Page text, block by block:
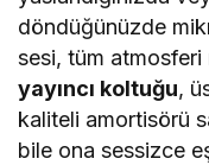
döndüğünüzde
sesi, tüm
yayıncı koltuğu,
kaliteli amortisörü
bile ona sessizce